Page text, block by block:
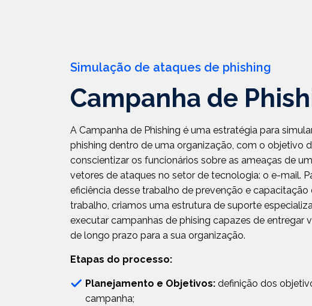
Simulação de ataques de phishing
Campanha de
A Campanha de Phishing é uma estratégia para
phishing dentro de uma organização, com o objetivo
conscientizar os funcionários sobre as ameaças de
vetores de ataques no setor de tecnologia: o e-mail.
eficiência desse trabalho de prevenção e capacitação
trabalho, criamos uma estrutura de suporte
executar campanhas de phising capazes de entregar
de longo prazo para a sua organização.
Etapas do processo:
Planejamento e Objetivos: definição dos
campanha;